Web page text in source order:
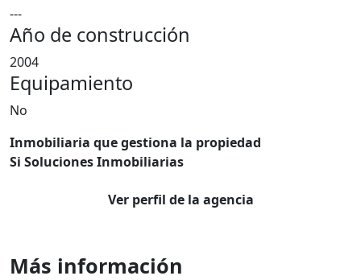
---
Año de construcción
2004
Equipamiento
No
Inmobiliaria que gestiona la propiedad
Si Soluciones Inmobiliarias
Ver perfil de la agencia
Más información